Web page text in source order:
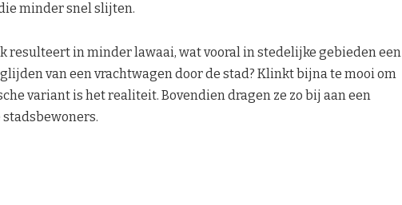
minder snel slijten.
resulteert in minder lawaai, wat vooral in stedelijke gebieden een
van een vrachtwagen door de stad? Klinkt bijna te mooi om
variant is het realiteit. Bovendien dragen ze zo bij aan een